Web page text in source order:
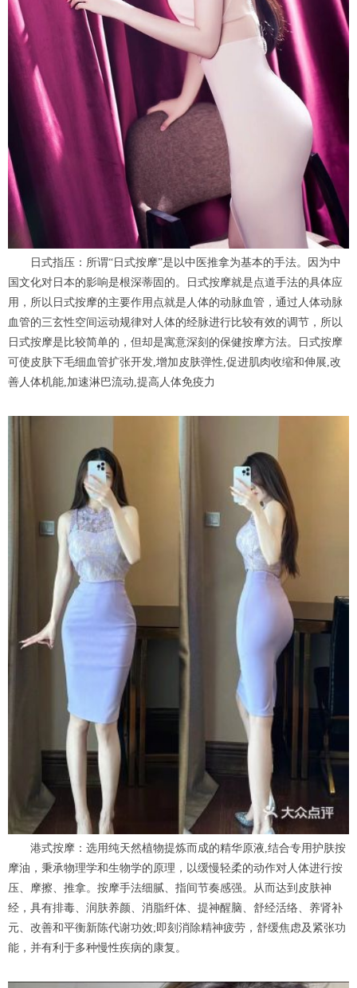
日式指压：所谓“日式按摩”是以中医推拿为基本的手法。因为中
国文化对日本的影响是根深蒂固的。日式按摩就是点道手法的具体应
用，所以日式按摩的主要作用点就是人体的动脉血管，通过人体动脉
血管的三玄性空间运动规律对人体的经脉进行比较有效的调节，所以
日式按摩是比较简单的，但却是寓意深刻的保健按摩方法。日式按摩
可使皮肤下毛细血管扩张开发,增加皮肤弹性,促进肌肉收缩和伸展,改
善人体机能,加速淋巴流动,提高人体免疫力
港式按摩：选用纯天然植物提炼而成的精华原液,结合专用护肤按
摩油，秉承物理学和生物学的原理，以缓慢轻柔的动作对人体进行按
压、摩擦、推拿。按摩手法细腻、指间节奏感强。从而达到皮肤神
经，具有排毒、润肤养颜、消脂纤体、提神醒脑、舒经活络、养肾补
元、改善和平衡新陈代谢功效;即刻消除精神疲劳，舒缓焦虑及紧张功
能，并有利于多种慢性疾病的康复。